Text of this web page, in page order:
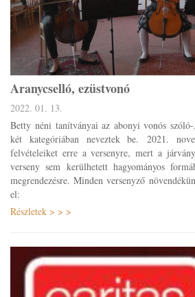
Aranycselló, ezüstvonó
2022. 01. 13.
Betty néni tanítványai az abonyi vonós szóló-
két kategóriában neveztek be. 2021.
felvételeiket erre a versenyre, mert a
verseny sem kerülhetett hagyományos
megrendezésre. Minden versenyző
el:
Részletek > > >